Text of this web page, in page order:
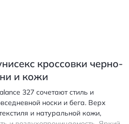
кроссовки черно-
и кожи
327 сочетают стиль и
носки и бега. Верх
и натуральной кожи,